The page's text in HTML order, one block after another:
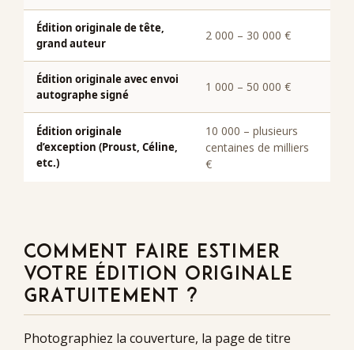
Édition originale de tête,
grand auteur
2 000 – 30 000 €
Édition originale avec envoi
autographe signé
1 000 – 50 000 €
Édition originale
d’exception (Proust, Céline,
etc.)
10 000 – plusieurs
centaines de milliers
€
COMMENT FAIRE ESTIMER
VOTRE ÉDITION ORIGINALE
GRATUITEMENT ?
Photographiez la couverture, la page de titre